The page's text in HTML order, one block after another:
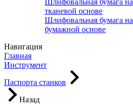
Шлифовальная бумага на
тканевой основе
Шлифовальная бумага на
бумажной основе
Навигация
Главная
Инструмент
Паспорта станков
Назад